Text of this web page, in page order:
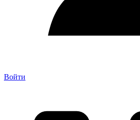
Войти